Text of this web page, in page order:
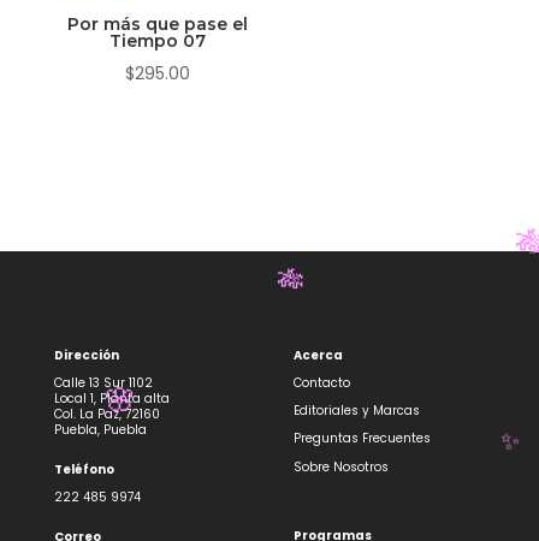
Por más que pase el
Tiempo 07
$295.00
Dirección
Calle 13 Sur 1102
Local 1, Planta alta
Col. La Paz, 72160
Puebla, Puebla
Teléfono
222 485 9974
Correo
Acerca
Contacto
Editoriales y Marcas
Preguntas Frecuentes
Sobre Nosotros
Programas
🌸